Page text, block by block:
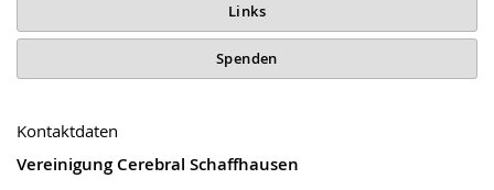
Links
Spenden
Kontaktdaten
Vereinigung Cerebral Schaffhausen